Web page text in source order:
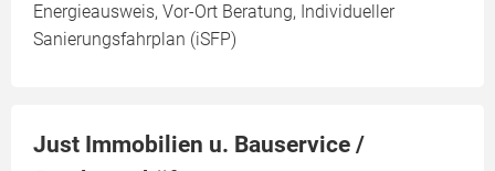
Energieausweis, Vor-Ort Beratung, Individueller
Sanierungsfahrplan (iSFP)
Just Immobilien u. Bauservice /